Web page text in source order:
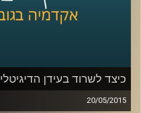
כיצד לשרוד בעידן הדיגיטלי
20/05/2015